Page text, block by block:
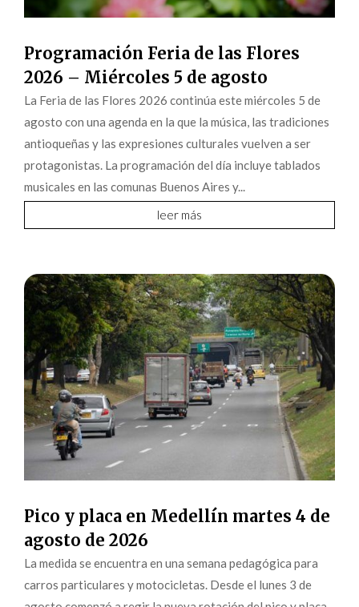
Programación Feria de las Flores
2026 – Miércoles 5 de agosto
La Feria de las Flores 2026 continúa este miércoles 5 de
agosto con una agenda en la que la música, las tradiciones
antioqueñas y las expresiones culturales vuelven a ser
protagonistas. La programación del día incluye tablados
musicales en las comunas Buenos Aires y...
leer más
Pico y placa en Medellín martes 4 de
agosto de 2026
La medida se encuentra en una semana pedagógica para
carros particulares y motocicletas. Desde el lunes 3 de